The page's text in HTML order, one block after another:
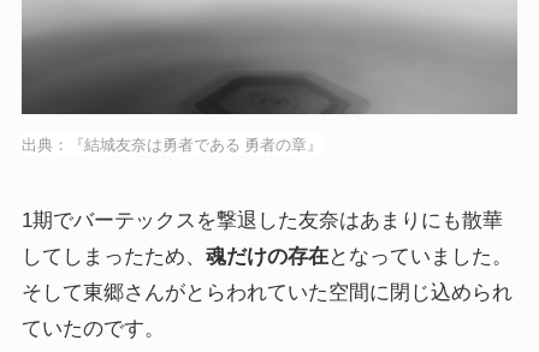
出典：『結城友奈は勇者である 勇者の章』
1期でバーテックスを撃退した友奈はあまりにも散華
してしまったため、 魂だけの存在となっていました。
そして東郷さんがとらわれていた空間に閉じ込められ
ていたのです。